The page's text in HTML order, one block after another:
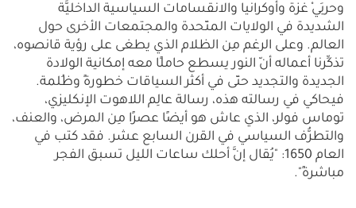
وحربَيْ غزة وأوكرانيا والانقسامات السياسية الداخليَّة
الشديدة في الولايات المتّحدة والمجتمعات الأخرى حول
العالم. وعلى الرغم مِن الظلام الذي يطغى على رؤية قانصوه،
تذكِّرنا أعماله أنّ النور يسطع حاملًا معه إمكانية الولادة
الجديدة والتجديد حتّى في أكثر السياقات خطورةً وظُلمة.
فيحاكي في رسالته هذه، رسالة عالِم اللاهوت الإنكليزي،
توماس فولر، الذي عاش هو أيضًا عصرًا مِن المرض، والعنف،
والتطرُّف السياسي في القرن السابع عشر. فقد كتب في
العام 1650: "يُقال إنَّ أحلك ساعات الليل تسبق الفجر
مباشرةً".